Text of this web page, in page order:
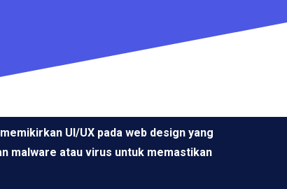
UI/UX pada web design yang
malware atau virus untuk memastikan